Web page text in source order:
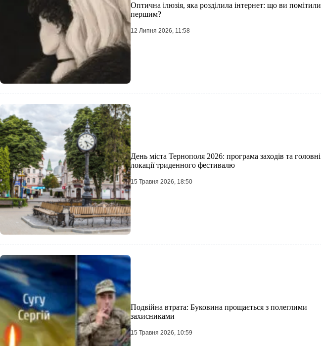
Оптична ілюзія, яка розділила інтернет: що ви помітили
першим?
12 Липня 2026, 11:58
День міста Тернополя 2026: програма заходів та головні
локації триденного фестивалю
15 Травня 2026, 18:50
Подвійна втрата: Буковина прощається з полеглими
захисниками
15 Травня 2026, 10:59